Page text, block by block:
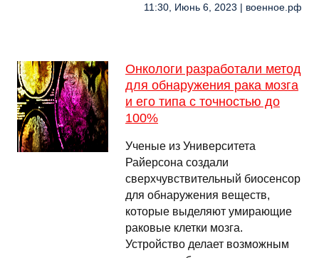
11:30, Июнь 6, 2023 | военное.рф
Онкологи разработали метод
для обнаружения рака мозга
и его типа с точностью до
100%
Ученые из Университета
Райерсона создали
сверхчувствительный биосенсор
для обнаружения веществ,
которые выделяют умирающие
раковые клетки мозга.
Устройство делает возможным